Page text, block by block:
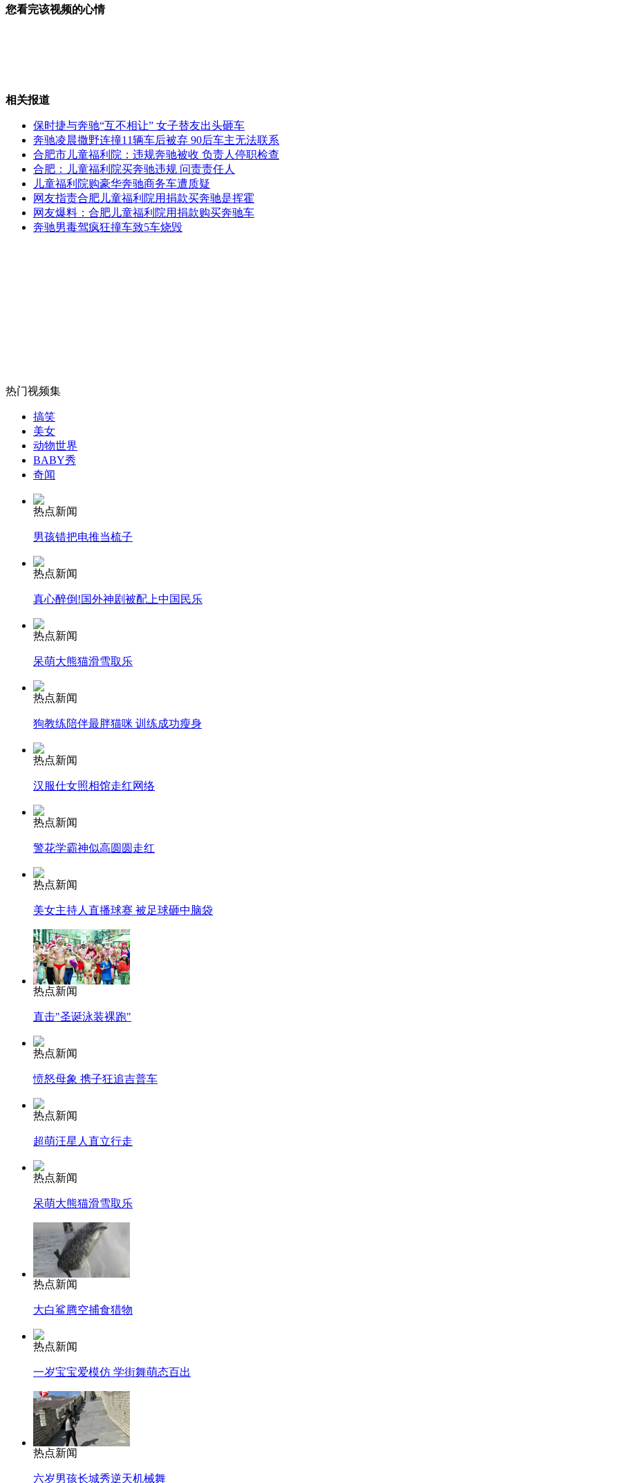
儿子中秋拒绝看望93岁父亲
女孩北京地铁殴打老人 痛下狠手拳打脚踢
无痛分娩是否安全 医生回应
外交部：反对强权政治霸凌主义
走！跟着总书记去植树
消防员救轻生者
纽约上演“枕头大战”
司机酒驾遇交警 急速倒车逃窜
您看完该视频的心情
相关报道
保时捷与奔驰“互不相让” 女子替友出头砸车
奔驰凌晨撒野连撞11辆车后被弃 90后车主无法联系
合肥市儿童福利院：违规奔驰被收 负责人停职检查
合肥：儿童福利院买奔驰违规 问责责任人
儿童福利院购豪华奔驰商务车遭质疑
网友指责合肥儿童福利院用捐款买奔驰是挥霍
网友爆料：合肥儿童福利院用捐款购买奔驰车
奔驰男毒驾疯狂撞车致5车烧毁
热门视频集
搞笑
美女
动物世界
BABY秀
奇闻
热点新闻
男孩错把电推当梳子
热点新闻
真心醉倒!国外神剧被配上中国民乐
热点新闻
呆萌大熊猫滑雪取乐
热点新闻
狗教练陪伴最胖猫咪 训练成功瘦身
热点新闻
汉服仕女照相馆走红网络
热点新闻
警花学霸神似高圆圆走红
热点新闻
美女主持人直播球赛 被足球砸中脑袋
热点新闻
直击"圣诞泳装裸跑"
热点新闻
愤怒母象 携子狂追吉普车
热点新闻
超萌汪星人直立行走
热点新闻
呆萌大熊猫滑雪取乐
热点新闻
大白鲨腾空捕食猎物
热点新闻
一岁宝宝爱模仿 学街舞萌态百出
热点新闻
六岁男孩长城秀逆天机械舞